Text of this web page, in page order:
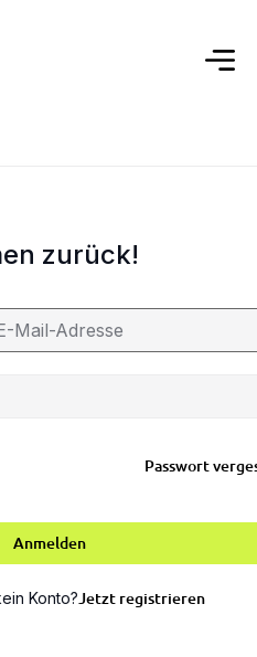
zurück!
Passwort
Anmelden
Konto?Jetzt registrieren